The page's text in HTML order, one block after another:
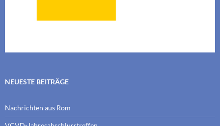
NEUESTE BEITRÄGE
Nachrichten aus Rom